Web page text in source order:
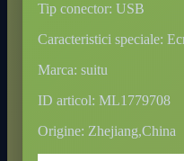
Tip conector: USB
Caracteristici speciale:
Marca: suitu
ID articol: ML1779708
Origine: Zhejiang,China